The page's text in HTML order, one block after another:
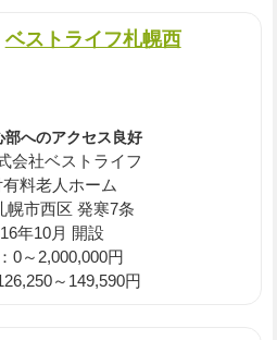
ベストライフ札幌西
部へのアクセス良好
会社ベストライフ
料老人ホーム
幌市西区 発寒7条
年10月 開設
0～2,000,000円
～149,590円